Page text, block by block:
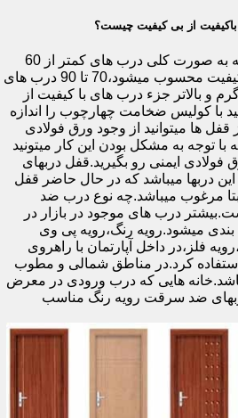
از بی کیفیت چیست؟
اولین راه وزن درب هست که به صورت کلی درب های کمتر از 60
کیلوگرم جزء درب های بی کیفیت محسوب میشود،70 تا 90 درب های
درب های 90 کیلوگرم و بالاتر جزء درب های با کیفیت از
با کولیس ضخامت چهارچوب را اندازه
قفل ها میتوانید از وجود ورق فولادی
توجه به مشکل بودن این کار میتونید
ایمنی رو بگیرید.قفل دربهای
دربها میباشد که در حال حاضر قفل
مرغوب میباشد.چه نوع درب ضد
درب های موجود در بازار در
تقسیم بندی میشود.رویه رنگ،رویه پی وی
فلز،در داخل آپارتمان با راهروی
استفاده کرد.در مناطق شمالی و مطوب
هایی که درب ورودی در معرض
ضد سرقت رویه رنگ مناسب